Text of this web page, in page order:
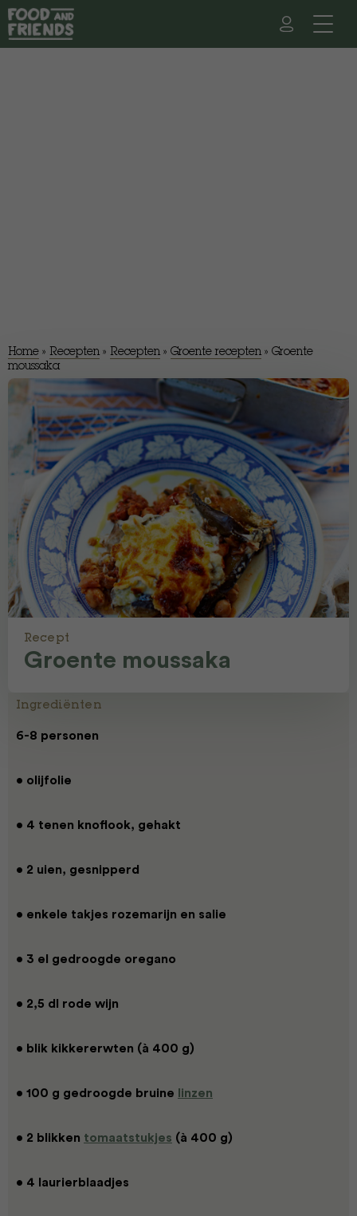
Home » Recepten » Recepten » Groente recepten » Groente
moussaka
Recept
Groente moussaka
Ingrediënten
6-8 personen
• olijfolie
• 4 tenen knoflook, gehakt
• 2 uien, gesnipperd
• enkele takjes rozemarijn en salie
• 3 el gedroogde oregano
• 2,5 dl rode wijn
• blik kikkererwten (à 400 g)
• 100 g gedroogde bruine linzen
• 2 blikken tomaatstukjes (à 400 g)
• 4 laurierblaadjes